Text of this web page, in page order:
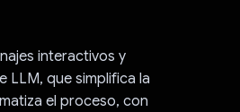
interactivos y
LLM, que simplifica la
el proceso, con